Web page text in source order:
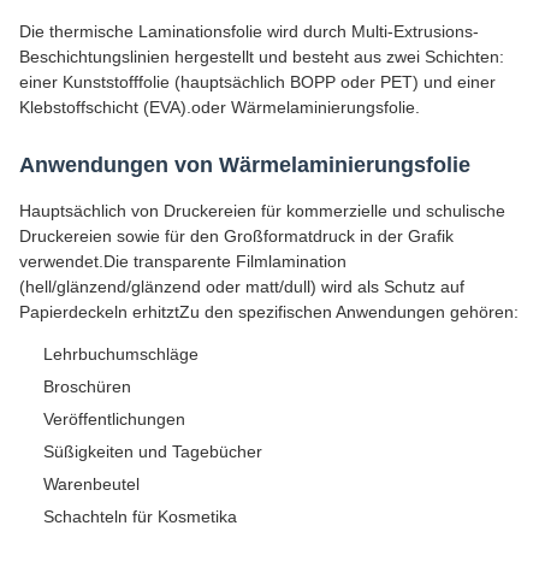
Die thermische Laminationsfolie wird durch Multi-Extrusions-
Beschichtungslinien hergestellt und besteht aus zwei Schichten:
einer Kunststofffolie (hauptsächlich BOPP oder PET) und einer
Klebstoffschicht (EVA).oder Wärmelaminierungsfolie.
Anwendungen von Wärmelaminierungsfolie
Hauptsächlich von Druckereien für kommerzielle und schulische
Druckereien sowie für den Großformatdruck in der Grafik
verwendet.Die transparente Filmlamination
(hell/glänzend/glänzend oder matt/dull) wird als Schutz auf
Papierdeckeln erhitztZu den spezifischen Anwendungen gehören:
Lehrbuchumschläge
Broschüren
Veröffentlichungen
Süßigkeiten und Tagebücher
Warenbeutel
Schachteln für Kosmetika